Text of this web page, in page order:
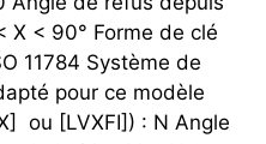
X < 90° Forme de clé
11784 Système de
pour ce modèle
ou [LVXFI]) : N Angle